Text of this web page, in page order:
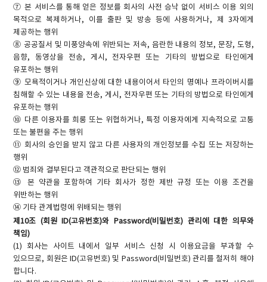
⑦ 본 서비스를 통해 얻은 정보를 회사의 사전 승낙 없이 서비스 이용 외의
목적으로 복제하거나, 이를 출판 및 방송 등에 사용하거나, 제 3자에게
제공하는 행위
⑧ 공공질서 및 미풍양속에 위반되는 저속, 음란한 내용의 정보, 문장, 도형,
음향, 동영상을 전송, 게시, 전자우편 또는 기타의 방법으로 타인에게
유포하는 행위
⑨ 모욕적이거나 개인신상에 대한 내용이어서 타인의 명예나 프라이버시를
침해할 수 있는 내용을 전송, 게시, 전자우편 또는 기타의 방법으로 타인에게
유포하는 행위
⑩ 다른 이용자를 희롱 또는 위협하거나, 특정 이용자에게 지속적으로 고통
또는 불편을 주는 행위
⑪ 회사의 승인을 받지 않고 다른 사용자의 개인정보를 수집 또는 저장하는
행위
⑫ 범죄와 결부된다고 객관적으로 판단되는 행위
⑬ 본 약관을 포함하여 기타 회사가 정한 제반 규정 또는 이용 조건을
위반하는 행위
⑭ 기타 관계법령에 위배되는 행위
제10조 (회원 ID(고유번호)와 Password(비밀번호) 관리에 대한 의무와
책임)
(1) 회사는 사이트 내에서 일부 서비스 신청 시 이용요금을 부과할 수
있으므로, 회원은 ID(고유번호) 및 Password(비밀번호) 관리를 철저히 해야
합니다.